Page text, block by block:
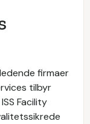
firmaer
tilbyr
Facility